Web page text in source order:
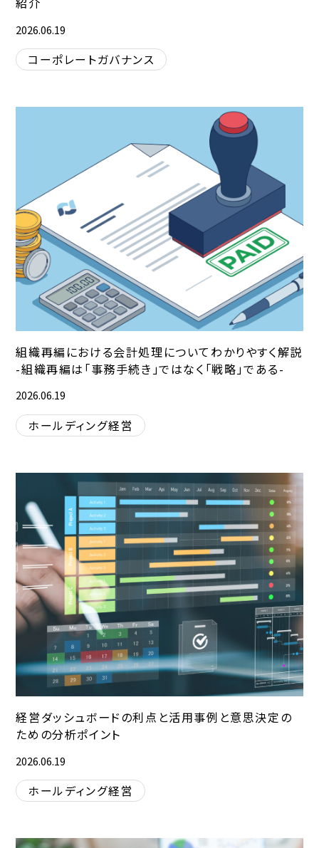
2026.06.19
コーポレートガバナンス
組織再編における会計処理についてわかりやすく解説
-組織再編は「事務手続き」ではなく「戦略」である-
2026.06.19
ホールディング経営
経営ダッシュボードの利点と活用事例と意思決定の
ための分析ポイント
2026.06.19
ホールディング経営